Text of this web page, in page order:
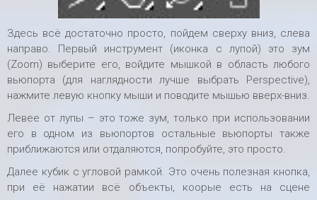
Здесь всё достаточно просто, пойдем сверху вниз, слева
направо. Первый инструмент (иконка с лупой) это зум
(Zoom) выберите его, войдите мышкой в область любого
вьюпорта (для наглядности лучше выбрать Perspective),
нажмите левую кнопку мыши и поводите мышью вверх-вниз.
Левее от лупы – это тоже зум, только при использовании
его в одном из вьюпортов остальные вьюпорты также
приближаются или отдаляются, попробуйте, это просто.
Далее кубик с угловой рамкой. Это очень полезная кнопка,
при её нажатии всё объекты, коорые есть на сцене